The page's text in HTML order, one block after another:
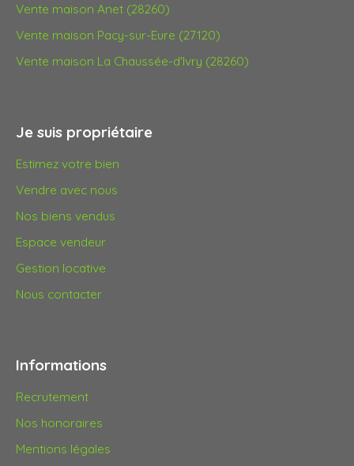
Vente maison Anet (28260)
Vente maison Pacy-sur-Eure (27120)
Vente maison La Chaussée-d'Ivry (28260)
Je suis propriétaire
Estimez votre bien
Vendre avec nous
Nos biens vendus
Espace vendeur
Gestion locative
Nous contacter
Informations
Recrutement
Nos honoraires
Mentions légales